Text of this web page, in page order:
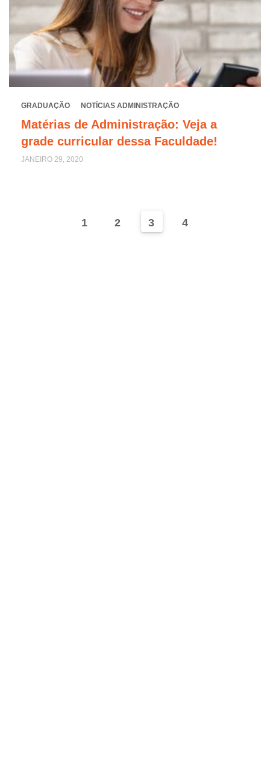
GRADUAÇÃO NOTÍCIAS ADMINISTRAÇÃO
Matérias de Administração: Veja a
grade curricular dessa Faculdade!
JANEIRO 29, 2020
1 2 3 4